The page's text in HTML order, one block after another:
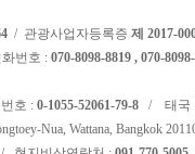
/ 관광사업자등록증 제 2017-
번호 : 070-8098-8819 , 070-
호 : 0-1055-52061-79-8 / 태국
Nua, Wattana, Bangkok